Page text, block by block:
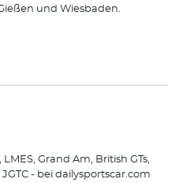
und Wiesbaden.
LMES, Grand Am, British GTs,
JGTC - bei dailysportscar.com